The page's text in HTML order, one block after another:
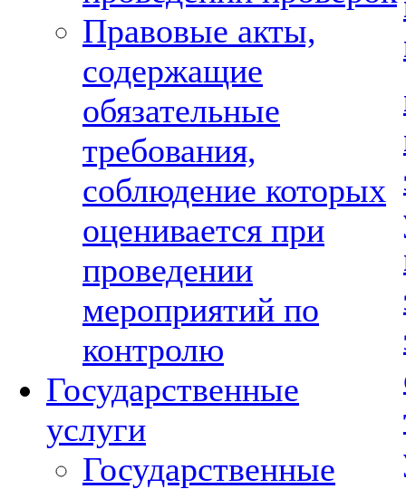
Правовые акты,
содержащие
обязательные
требования,
соблюдение которых
оценивается при
проведении
мероприятий по
контролю
Государственные
услуги
Государственные